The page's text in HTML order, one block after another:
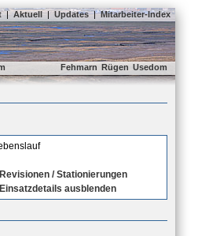
| Aktuell | Updates | Mitarbeiter-Index
Fehmarn Rügen Usedom
Revisionen / Stationierungen
Einsatzdetails ausblenden